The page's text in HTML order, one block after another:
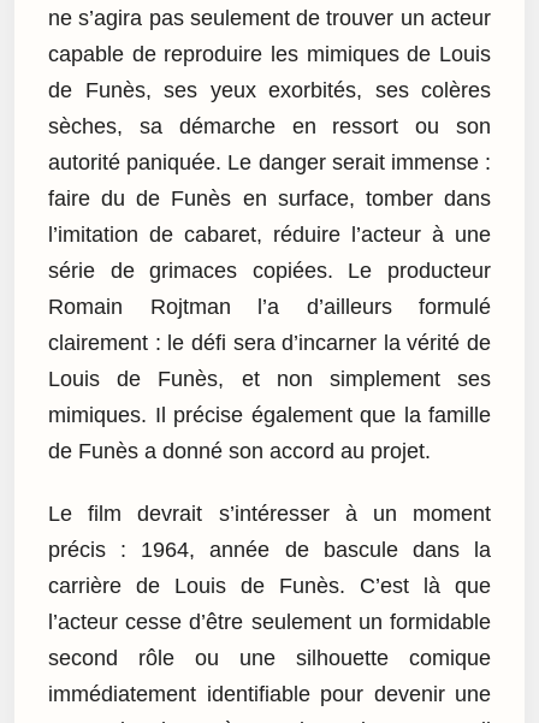
ne s’agira pas seulement de trouver un acteur
capable de reproduire les mimiques de Louis
de Funès, ses yeux exorbités, ses colères
sèches, sa démarche en ressort ou son
autorité paniquée. Le danger serait immense :
faire du de Funès en surface, tomber dans
l’imitation de cabaret, réduire l’acteur à une
série de grimaces copiées. Le producteur
Romain Rojtman l’a d’ailleurs formulé
clairement : le défi sera d’incarner la vérité de
Louis de Funès, et non simplement ses
mimiques. Il précise également que la famille
de Funès a donné son accord au projet.
Le film devrait s’intéresser à un moment
précis : 1964, année de bascule dans la
carrière de Louis de Funès. C’est là que
l’acteur cesse d’être seulement un formidable
second rôle ou une silhouette comique
immédiatement identifiable pour devenir une